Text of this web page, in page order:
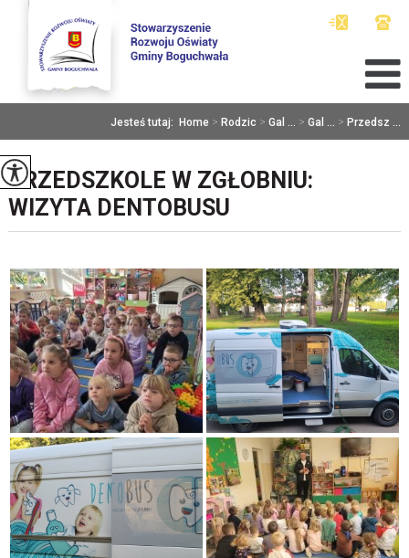
Jesteś tutaj: Home > Rodzic > Gal ... > Gal ... > Przedsz ...
PRZEDSZKOLE W ZGŁOBNIU:
WIZYTA DENTOBUSU